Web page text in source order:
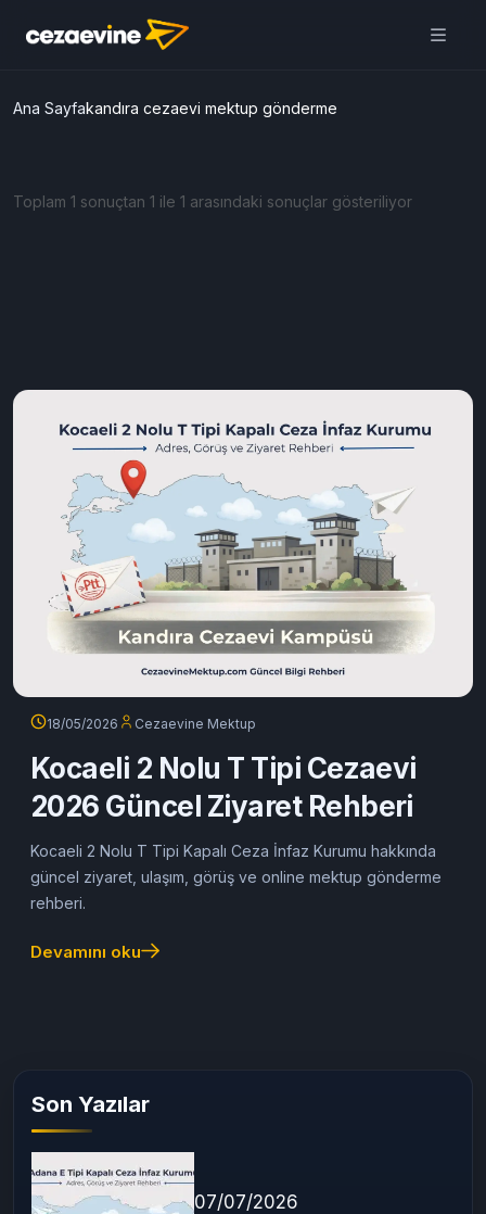
Ana Sayfakandıra cezaevi mektup gönderme
Toplam 1 sonuçtan 1 ile 1 arasındaki sonuçlar gösteriliyor
18/05/2026 Cezaevine Mektup
Kocaeli 2 Nolu T Tipi Cezaevi
2026 Güncel Ziyaret Rehberi
Kocaeli 2 Nolu T Tipi Kapalı Ceza İnfaz Kurumu hakkında
güncel ziyaret, ulaşım, görüş ve online mektup gönderme
rehberi.
Devamını oku
Son Yazılar
07/07/2026